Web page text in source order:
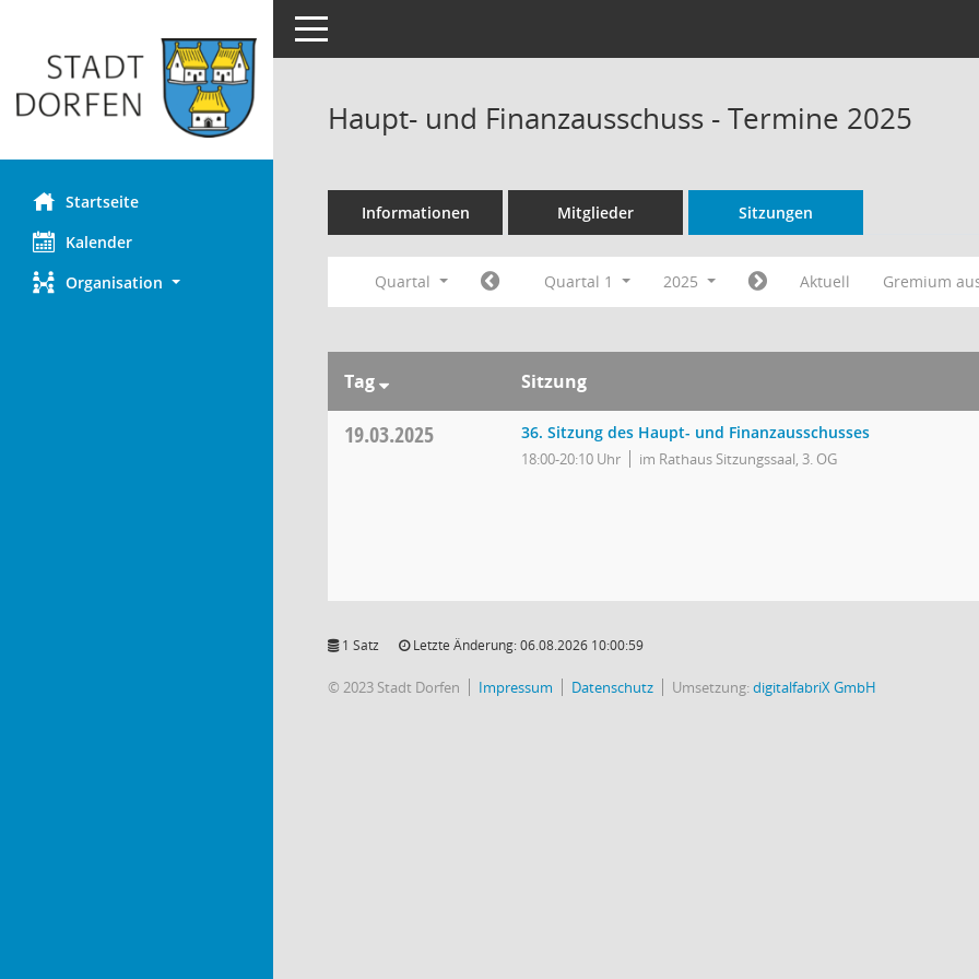
Startseite
Kalender
Organisation
Toggle navigation
Haupt- und Finanzausschuss - Termine 2025
Informationen Mitglieder Sitzungen
Quartal Quartal 1 2025 Aktuell Gremium
Tag Sitzung
19.03.2025 36. Sitzung des Haupt- und Finanzausschusses
18:00-20:10 Uhr im Rathaus Sitzungssaal, 3. OG
1 Satz Letzte Änderung: 06.08.2026 10:00:59
© 2023 Stadt Dorfen Impressum Datenschutz Umsetzung:digitalfabriX GmbH